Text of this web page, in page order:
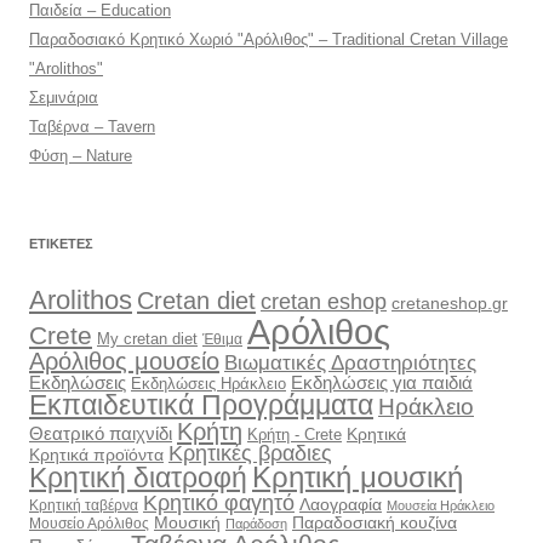
Παιδεία – Education
Παραδοσιακό Κρητικό Χωριό "Αρόλιθος" – Traditional Cretan Village
"Arolithos"
Σεμινάρια
Ταβέρνα – Tavern
Φύση – Nature
ΕΤΙΚΈΤΕΣ
Arolithos Cretan dietcretan eshop cretaneshop.gr
Crete My cretan diet Έθιμα Αρόλιθος
Αρόλιθος μουσείο Βιωματικές Δραστηριότητες
Εκδηλώσεις Εκδηλώσεις Ηράκλειο Εκδηλώσεις για παιδιά
Εκπαιδευτικά Προγράμματα Ηράκλειο
Θεατρικό παιχνίδι Κρήτη Κρήτη - Crete Κρητικά
Κρητικά προϊόντα Κρητικές βραδιες
Κρητική διατροφή Κρητική μουσική
Κρητική ταβέρνα Κρητικό φαγητό Λαογραφία Μουσεία Ηράκλειο
Μουσείο Αρόλιθος Μουσική Παράδοση Παραδοσιακή κουζίνα